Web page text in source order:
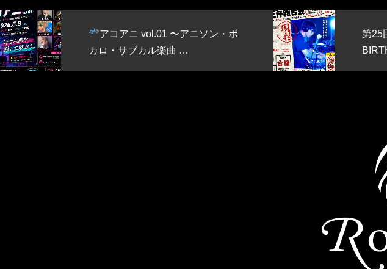
第25回 花田生存報告会 HANADA
BIRTHDAY …